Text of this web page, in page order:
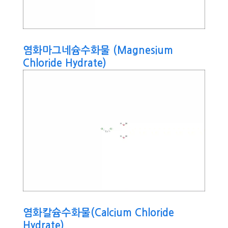
염화마그네슘수화물 (Magnesium
Chloride Hydrate)
염화칼슘수화물(Calcium Chloride
Hydrate)